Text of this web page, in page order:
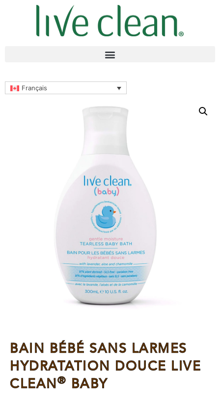
Français
BAIN BÉBÉ SANS LARMES
HYDRATATION DOUCE LIVE
CLEAN® BABY